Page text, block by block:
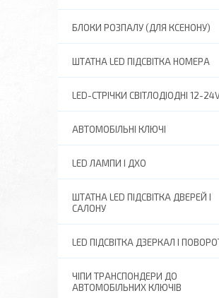
БЛОКИ РОЗПАЛУ (ДЛЯ КСЕНОНУ)
ШТАТНА LED ПІДСВІТКА НОМЕРА
LED-СТРІЧКИ СВІТЛОДІОДНІ 12-
АВТОМОБІЛЬНІ КЛЮЧІ
LED ЛАМПИ І ДХО
ШТАТНА LED ПІДСВІТКА ДВЕРЕЙ І
САЛОНУ
LED ПІДСВІТКА ДЗЕРКАЛ І
ЧІПИ ТРАНСПОНДЕРИ ДО
АВТОМОБІЛЬНИХ КЛЮЧІВ